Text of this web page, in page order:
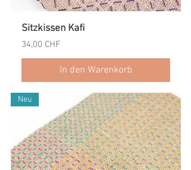
Sitzkissen Kafi
Preis
34,00 CHF
In den Warenkorb
Neu